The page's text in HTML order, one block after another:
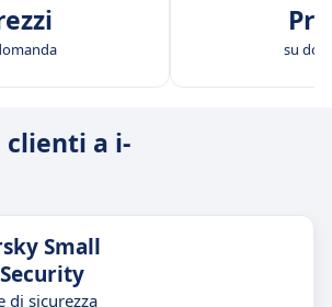
su
a i-
Small
di sicurezza